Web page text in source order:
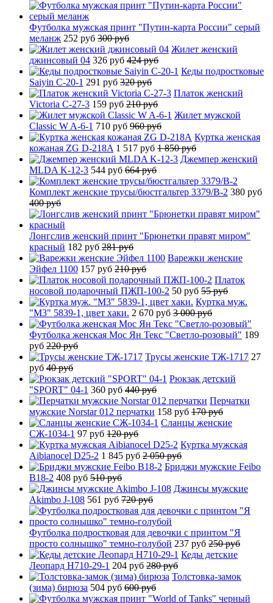
Футболка мужская принт "Путин-карта России" серый
меланж 252 руб 300 руб
Жилет женский
джинсовый 04 326 руб 424 руб
Кеды подростковые
Saiyin C-20-1 291 руб 320 руб
Платок женский
Victoria C-27-3 159 руб 210 руб
Жилет мужской
Classic W A-6-1 710 руб 960 руб
Куртка женская
кожаная ZG D-218A 1 517 руб 1 850 руб
Джемпер женский
MLDA K-12-3 544 руб 664 руб
Комплект женские трусы/бюстгальтер 3379/B-2 380 руб
400 руб
Лонгслив женский принт "Брюнетки правят миром"
красный 182 руб 281 руб
Варежки женские
Эйфел 1100 157 руб 210 руб
Платок
носовой подарочный ПЖП-100-2 50 руб 55 руб
Куртка муж.
"М3" 5839-1, цвет хаки. 2 670 руб 3 000 руб
Футболка женская Мос Ян Текс "Светло-розовый" 189
руб 220 руб
Трусы женские ТЖ-1717 27
руб 40 руб
Рюкзак детский
"SPORT" 04-1 360 руб 440 руб
Перчатки
мужские Norstar 012 перчатки 158 руб 170 руб
Сланцы женские
СЖ-1034-1 97 руб 120 руб
Куртка мужская
Aibianocel D25-2 1 845 руб 2 050 руб
Бриджи мужские Feibo
B18-2 408 руб 510 руб
Джинсы мужские
Akimbo J-108 561 руб 720 руб
Футболка подростковая для девочки с принтом "Я
просто солнышко" темно-голубой 237 руб 250 руб
Кеды детские
Леопард H710-29-1 204 руб 280 руб
Толстовка-замок
(зима) бирюза 504 руб 600 руб